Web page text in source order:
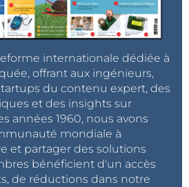
«arrondies» en pratique. Ici,
la valeur normalisée de
d'essais, avec une vraie
hasard, et une résistance-talon
tension V forwardréellement
(2,06 V pour une LED rouge, et
En inversant le calcul,
internationale dédiée à
offrant aux ingénieurs,
du contenu expert, des
et des insights sur
années 1960, nous avons
mondiale à
et partager des solutions
bénéficient d'un accès
de réductions dans notre